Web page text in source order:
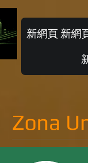
新網頁 新網
Zona